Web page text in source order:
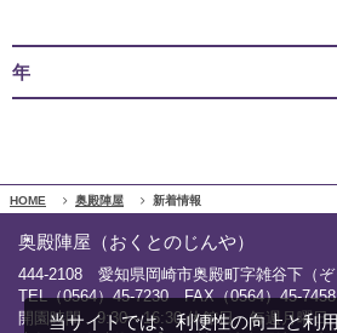
年
HOME 奥殿陣屋 新着情報
奥殿陣屋（おくとのじんや）
444-2108 愛知県岡崎市奥殿町字雑谷下（
TEL（0564）45-7230 FAX（0564）45-7458
開園時間 9:30～16:30 休館日 毎週月曜日
当サイトでは、利便性の向上と利